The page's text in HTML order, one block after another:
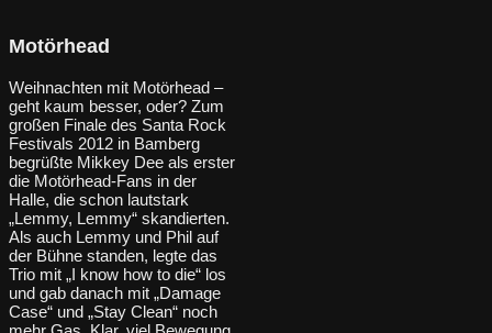
Motörhead
Weihnachten mit Motörhead –
geht kaum besser, oder? Zum
großen Finale des Santa Rock
Festivals 2012 in Bamberg
begrüßte Mikkey Dee als erster
die Motörhead-Fans in der
Halle, die schon lautstark
„Lemmy, Lemmy“ skandierten.
Als auch Lemmy und Phil auf
der Bühne standen, legte das
Trio mit „I know how to die“ los
und gab danach mit „Damage
Case“ und „Stay Clean“ noch